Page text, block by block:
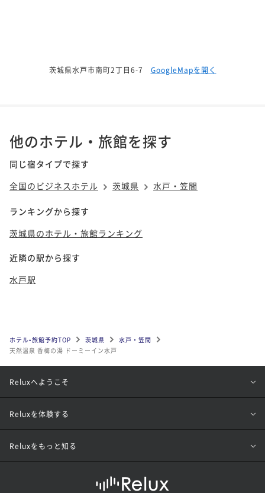
茨城県水戸市南町2丁目6-7 GoogleMapを開く
他のホテル・旅館を探す
同じ宿タイプで探す
全国のビジネスホテル
茨城県 水戸・笠間
ランキングから探す
茨城県のホテル・旅館ランキング
近隣の駅から探す
水戸駅
ホテル•旅館予約TOP 茨城県
水戸・笠間
天然温泉 香梅の湯 ドーミーイン水戸
Reluxへようこそ
Reluxを体験する
Reluxをもっと知る